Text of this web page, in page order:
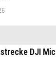
DJI Mic